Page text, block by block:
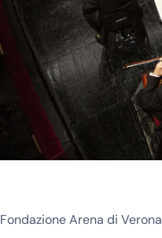
Fondazione Arena di Verona